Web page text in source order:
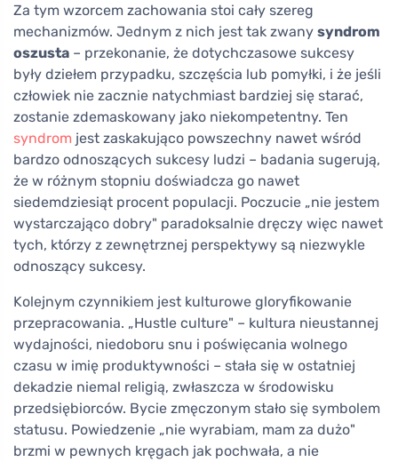
Za tym wzorcem zachowania stoi cały szereg
mechanizmów. Jednym z nich jest tak zwany syndrom
oszusta – przekonanie, że dotychczasowe sukcesy
były dziełem przypadku, szczęścia lub pomyłki, i że jeśli
człowiek nie zacznie natychmiast bardziej się starać,
zostanie zdemaskowany jako niekompetentny. Ten
syndrom jest zaskakująco powszechny nawet wśród
bardzo odnoszących sukcesy ludzi – badania sugerują,
że w różnym stopniu doświadcza go nawet
siedemdziesiąt procent populacji. Poczucie „nie jestem
wystarczająco dobry" paradoksalnie dręczy więc nawet
tych, którzy z zewnętrznej perspektywy są niezwykle
odnoszący sukcesy.
Kolejnym czynnikiem jest kulturowe gloryfikowanie
przepracowania. „Hustle culture" – kultura nieustannej
wydajności, niedoboru snu i poświęcania wolnego
czasu w imię produktywności – stała się w ostatniej
dekadzie niemal religią, zwłaszcza w środowisku
przedsiębiorców. Bycie zmęczonym stało się symbolem
statusu. Powiedzenie „nie wyrabiam, mam za dużo"
brzmi w pewnych kręgach jak pochwała, a nie